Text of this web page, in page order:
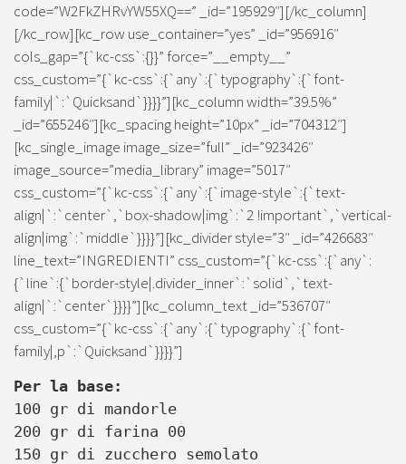
code=”W2FkZHRvYW55XQ==” _id=”195929″][/kc_column]
[/kc_row][kc_row use_container=”yes” _id=”956916″
cols_gap=”{`kc-css`:{}}” force=”__empty__”
css_custom=”{`kc-css`:{`any`:{`typography`:{`font-
family|`:`Quicksand`}}}}”][kc_column width=”39.5%”
_id=”655246″][kc_spacing height=”10px” _id=”704312″]
[kc_single_image image_size=”full” _id=”923426″
image_source=”media_library” image=”5017″
css_custom=”{`kc-css`:{`any`:{`image-style`:{`text-
align|`:`center`,`box-shadow|img`:`2 !important`,`vertical-
align|img`:`middle`}}}}”][kc_divider style=”3″ _id=”426683″
line_text=”INGREDIENTI” css_custom=”{`kc-css`:{`any`:
{`line`:{`border-style|.divider_inner`:`solid`,`text-
align|`:`center`}}}}”][kc_column_text _id=”536707″
css_custom=”{`kc-css`:{`any`:{`typography`:{`font-
family|,p`:`Quicksand`}}}}”]
Per la base:
100 gr di mandorle
200 gr di farina 00
150 gr di zucchero semolato